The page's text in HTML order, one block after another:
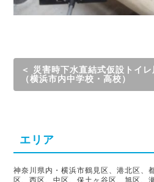
＜ 災害時下水直結式仮設トイ
（横浜市内中学校・高校）
エリア
神奈川県内・横浜市鶴見区、港北区、
区、西区、中区、保土ヶ谷区、旭区、